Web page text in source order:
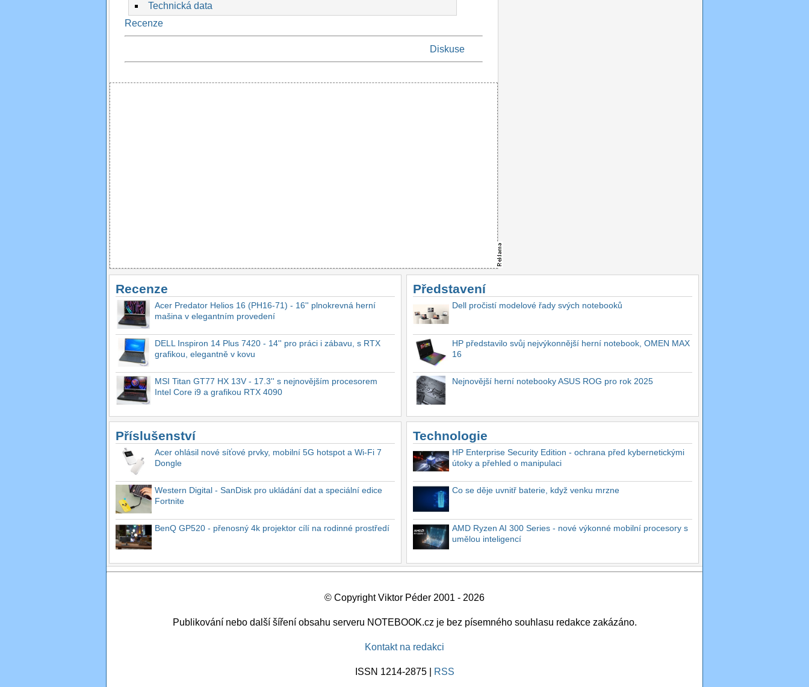
Technická data
Recenze
Diskuse
Recenze
Acer Predator Helios 16 (PH16-71) - 16'' plnokrevná herní
mašina v elegantním provedení
DELL Inspiron 14 Plus 7420 - 14'' pro práci i zábavu, s RTX
grafikou, elegantně v kovu
MSI Titan GT77 HX 13V - 17.3'' s nejnovějším procesorem
Intel Core i9 a grafikou RTX 4090
Představení
Dell pročistí modelové řady svých notebooků
HP představilo svůj nejvýkonnější herní notebook, OMEN MAX
16
Nejnovější herní notebooky ASUS ROG pro rok 2025
Příslušenství
Acer ohlásil nové síťové prvky, mobilní 5G hotspot a Wi-Fi 7
Dongle
Western Digital - SanDisk pro ukládání dat a speciální edice
Fortnite
BenQ GP520 - přenosný 4k projektor cílí na rodinné prostředí
Technologie
HP Enterprise Security Edition - ochrana před kybernetickými
útoky a přehled o manipulaci
Co se děje uvnitř baterie, když venku mrzne
AMD Ryzen AI 300 Series - nové výkonné mobilní procesory s
umělou inteligencí
© Copyright Viktor Péder 2001 - 2026
Publikování nebo další šíření obsahu serveru NOTEBOOK.cz je bez písemného souhlasu redakce zakázáno.
Kontakt na redakci
ISSN 1214-2875 | RSS